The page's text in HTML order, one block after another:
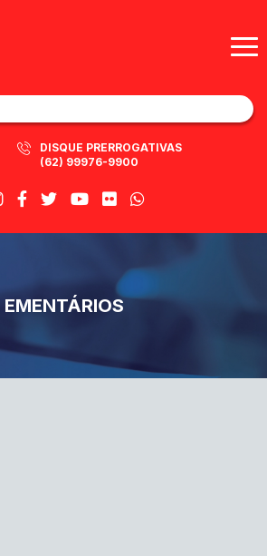
DISQUE PRERROGATIVAS
(62) 99976-9900
EMENTÁRIOS